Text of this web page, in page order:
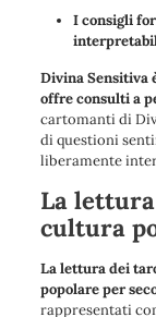
I consigli
Divina Sensitiva
offre consulti a
cartomanti di
di questioni
liberamente
La
cultura
La lettura dei
popolare per
rappresentati